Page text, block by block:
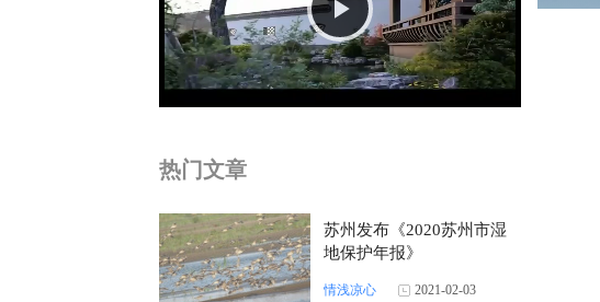
Play
Video
热门文章
苏州发布《2020苏州市湿
地保护年报》
情浅凉心 2021-02-03